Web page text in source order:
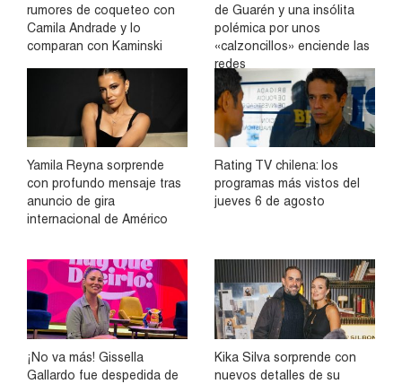
rumores de coqueteo con
Camila Andrade y lo
comparan con Kaminski
de Guarén y una insólita
polémica por unos
«calzoncillos» enciende las
redes
Yamila Reyna sorprende
con profundo mensaje tras
anuncio de gira
internacional de Américo
Rating TV chilena: los
programas más vistos del
jueves 6 de agosto
¡No va más! Gissella
Gallardo fue despedida de
Kika Silva sorprende con
nuevos detalles de su